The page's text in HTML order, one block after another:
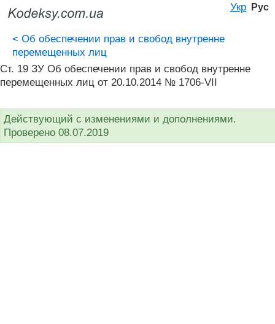
Укр Рус
< Об обеспечении прав и свобод внутренне
перемещенных лиц
Ст. 19 ЗУ Об обеспечении прав и свобод внутренне
перемещенных лиц от 20.10.2014 № 1706-VII
Действующий с изменениями и дополнениями.
Проверено 08.07.2019